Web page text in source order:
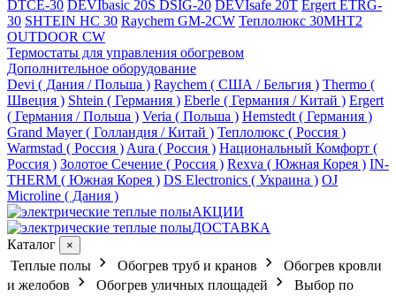
DTCE-30 DEVIbasic 20S DSIG-20 DEVIsafe 20T Ergert ETRG-
30 SHTEIN HC 30 Raychem GM-2CW Теплолюкс 30МНТ2
OUTDOOR CW
Термостаты для управления обогревом
Дополнительное оборудование
Devi ( Дания / Польша ) Raychem ( США / Бельгия ) Thermo (
Швеция ) Shtein ( Германия ) Eberle ( Германия / Китай ) Ergert
( Германия / Польша ) Veria ( Польша ) Hemstedt ( Германия )
Grand Mayer ( Голландия / Китай ) Теплолюкс ( Россия )
Warmstad ( Россия ) Aura ( Россия ) Национальный Комфорт (
Россия ) Золотое Сечение ( Россия ) Rexva ( Южная Корея ) IN-
THERM ( Южная Корея ) DS Electronics ( Украина ) OJ
Microline ( Дания )
АКЦИИ
ДОСТАВКА
Каталог
×
Теплые полы Обогрев труб и кранов
Обогрев кровли
и желобов
Обогрев уличных площадей
Выбор по